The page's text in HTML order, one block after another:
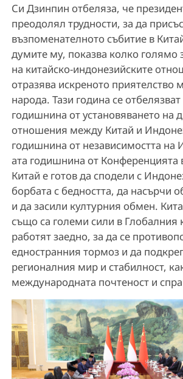
Си Дзинпин отбеляза, че
преодолял трудности, за да
възпоменателното събитие в
думите му, показва колко голямо
на китайско-индонезийските
отразява искреното приятелство
народа. Тази година се отбелязват
годишнина от установяването на
отношения между Китай и
годишнина от независимостта на
ата годишнина от Конференцията
Китай е готов да сподели с
борбата с бедността, да насърчи
и да засили културния обмен.
също са големи сили в Глобалния
работят заедно, за да се
едностранния тормоз и да
регионалния мир и стабилност,
международната почтеност и